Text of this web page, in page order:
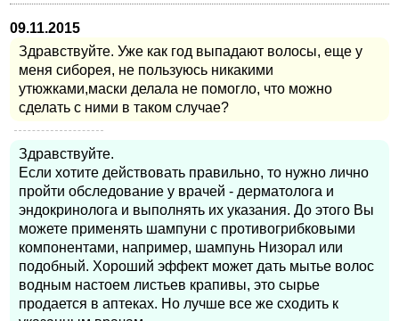
09.11.2015
Здравствуйте. Уже как год выпадают волосы, еще у
меня сиборея, не пользуюсь никакими
утюжками,маски делала не помогло, что можно
сделать с ними в таком случае?
Здравствуйте.
Если хотите действовать правильно, то нужно лично
пройти обследование у врачей - дерматолога и
эндокринолога и выполнять их указания. До этого Вы
можете применять шампуни с противогрибковыми
компонентами, например, шампунь Низорал или
подобный. Хороший эффект может дать мытье волос
водным настоем листьев крапивы, это сырье
продается в аптеках. Но лучше все же сходить к